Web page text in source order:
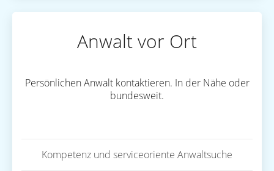
Anwalt vor Ort
Persönlichen Anwalt kontaktieren. In der Nähe oder
bundesweit.
Kompetenz und serviceoriente Anwaltsuche